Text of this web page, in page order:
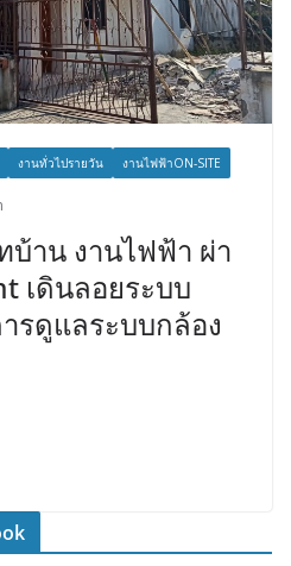
งานทั่วไปรายวัน งานไฟฟ้าON-SITE
บ้าน งานไฟฟ้า ผ่า
เดินลอยระบบ
รดูแลระบบกล้อง